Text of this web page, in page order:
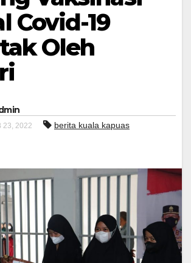
Covid-19
Oleh
23, 2022 berita kuala kapuas